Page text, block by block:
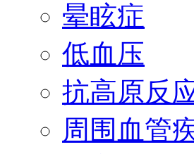
晕眩症
低血压
抗高原反
周围血管